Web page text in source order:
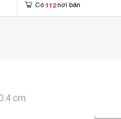
Có 112 nơi bán